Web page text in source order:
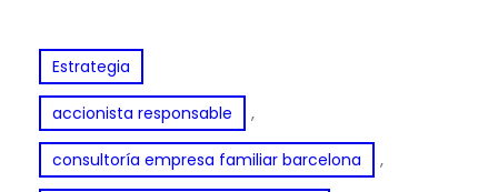
Estrategia
accionista responsable ,
consultoría empresa familiar barcelona ,